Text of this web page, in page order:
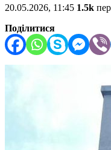
20.05.2026, 11:45 1.5k
Поділитися